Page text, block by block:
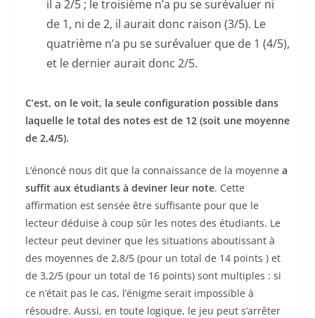
il a 2/5 ; le troisième n’a pu se surévaluer ni
de 1, ni de 2, il aurait donc raison (3/5). Le
quatrième n’a pu se surévaluer que de 1 (4/5),
et le dernier aurait donc 2/5.
C’est, on le voit, la seule configuration possible dans
laquelle le total des notes est de 12 (soit une moyenne
de 2,4/5).
L’énoncé nous dit que la connaissance de la moyenne a
suffit aux étudiants à deviner leur note. Cette
affirmation est sensée être suffisante pour que le
lecteur déduise à coup sûr les notes des étudiants. Le
lecteur peut deviner que les situations aboutissant à
des moyennes de 2,8/5 (pour un total de 14 points ) et
de 3,2/5 (pour un total de 16 points) sont multiples : si
ce n’était pas le cas, l’énigme serait impossible à
résoudre. Aussi, en toute logique, le jeu peut s’arrêter